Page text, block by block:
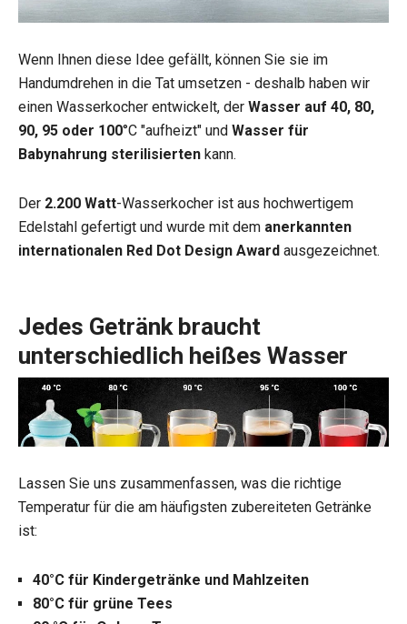
Wenn Ihnen diese Idee gefällt, können Sie sie im
Handumdrehen in die Tat umsetzen - deshalb haben wir
einen Wasserkocher entwickelt, der Wasser auf 40, 80,
90, 95 oder 100°C "aufheizt" und Wasser für
Babynahrung sterilisierten kann.
Der 2.200 Watt-Wasserkocher ist aus hochwertigem
Edelstahl gefertigt und wurde mit dem anerkannten
internationalen Red Dot Design Award ausgezeichnet.
Jedes Getränk braucht
unterschiedlich heißes Wasser
Lassen Sie uns zusammenfassen, was die richtige
Temperatur für die am häufigsten zubereiteten Getränke
ist:
40°C für Kindergetränke und Mahlzeiten
80°C für grüne Tees